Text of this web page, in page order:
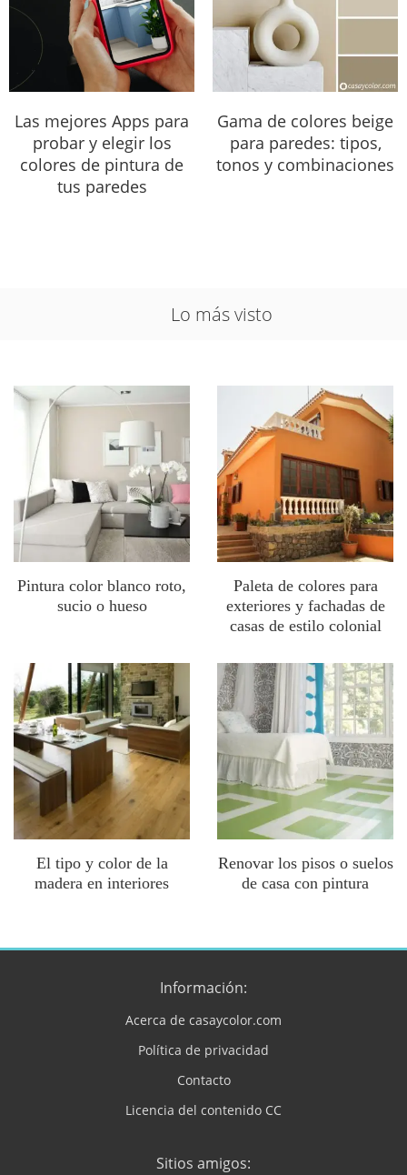
Las mejores Apps para
probar y elegir los
colores de pintura de
tus paredes
Gama de colores beige
para paredes: tipos,
tonos y combinaciones
Lo más visto
Pintura color blanco roto,
sucio o hueso
Paleta de colores para
exteriores y fachadas de
casas de estilo colonial
El tipo y color de la
madera en interiores
Renovar los pisos o suelos
de casa con pintura
Información:
Acerca de casaycolor.com
Política de privacidad
Contacto
Licencia del contenido CC
Sitios amigos: